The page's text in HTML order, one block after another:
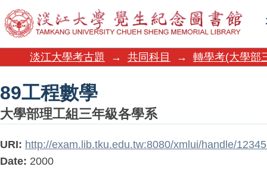
89工程數學
淡江大學考古題 → 共同科目 → 轉學考(大學部
89工程數學
大學部理工組三年級各學系
URI: http://exam.lib.tku.edu.tw:8080/xmlui/handle/
Date: 2000